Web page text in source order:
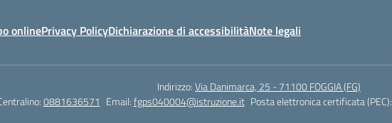
onlinePrivacy PolicyDichiarazione di accessibilitàNote legali
Indirizzo:Via Danimarca, 25 - 71100 FOGGIA (FG)
0881636571 Email:fgps040004@istruzione.it Posta elettronica certificata (PEC):